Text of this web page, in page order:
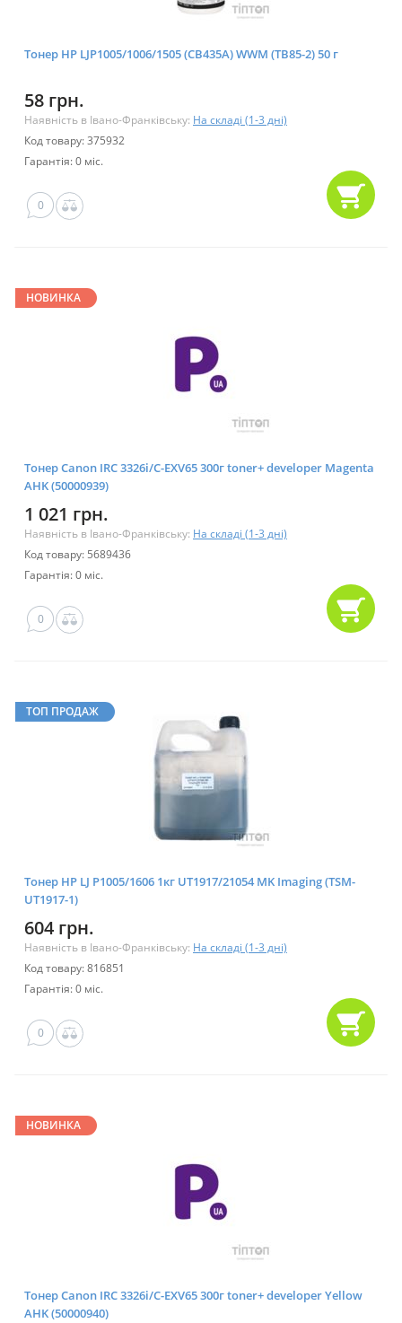
Тонер HP LJP1005/1006/1505 (CB435A) WWM (TB85-2) 50 г
58 грн.
Наявність в Івано-Франківську: На складі (1-3 дні)
Код товару: 375932
Гарантія: 0 міс.
0
НОВИНКА
Тонер Canon IRC 3326i/C-EXV65 300г toner+ developer Magenta
AHK (50000939)
1 021 грн.
Наявність в Івано-Франківську: На складі (1-3 дні)
Код товару: 5689436
Гарантія: 0 міс.
0
ТОП ПРОДАЖ
Тонер HP LJ P1005/1606 1кг UT1917/21054 MK Imaging (TSM-
UT1917-1)
604 грн.
Наявність в Івано-Франківську: На складі (1-3 дні)
Код товару: 816851
Гарантія: 0 міс.
0
НОВИНКА
Тонер Canon IRC 3326i/C-EXV65 300г toner+ developer Yellow
AHK (50000940)